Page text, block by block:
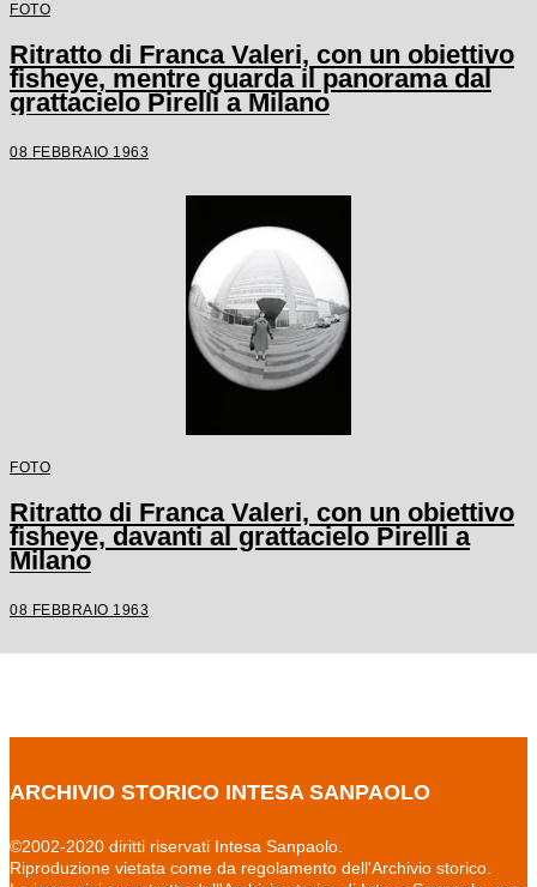
FOTO
Ritratto di Franca Valeri, con un obiettivo
fisheye, mentre guarda il panorama dal
grattacielo Pirelli a Milano
08 FEBBRAIO 1963
FOTO
Ritratto di Franca Valeri, con un obiettivo
fisheye, davanti al grattacielo Pirelli a
Milano
08 FEBBRAIO 1963
ARCHIVIO STORICO INTESA SANPAOLO
©2002-2020 diritti riservati Intesa Sanpaolo.
Riproduzione vietata come da regolamento dell'Archivio storico.